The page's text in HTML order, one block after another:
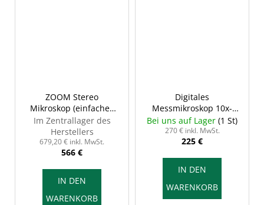
ZOOM Stereo
Mikroskop (einfaches
Modell), INSIZE ISM-
ZS30
Im Zentrallager des
Herstellers
679,20 € inkl. MwSt.
566 €
IN DEN
WARENKORB
Digitales
Messmikroskop 10x-
200x, INSIZE ISM-
PM200SA
Bei uns auf Lager (1 St)
270 € inkl. MwSt.
225 €
IN DEN
WARENKORB